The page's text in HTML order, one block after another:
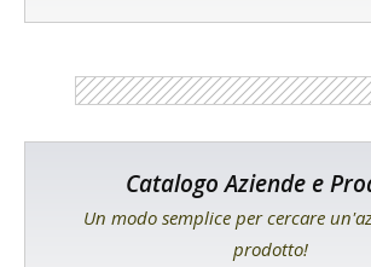
Catalogo Aziende e
Un modo semplice per cercare
prodotto!